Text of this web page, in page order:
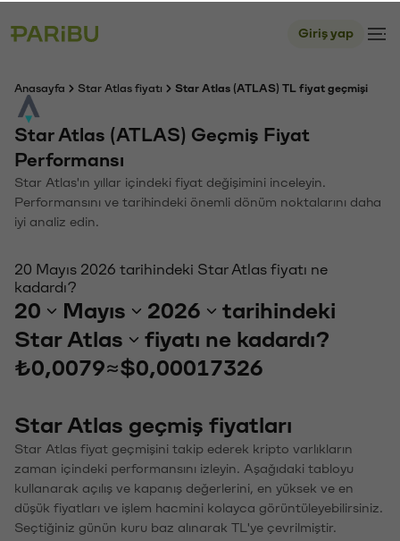
Giriş yap
Anasayfa Star Atlas fiyatı Star Atlas (ATLAS) TL fiyat geçmişi
Star Atlas (ATLAS) Geçmiş Fiyat
Performansı
Star Atlas'ın yıllar içindeki fiyat değişimini inceleyin.
Performansını ve tarihindeki önemli dönüm noktalarını daha
iyi analiz edin.
20 Mayıs 2026 tarihindeki Star Atlas fiyatı ne
kadardı?
20 Mayıs 2026
tarihindeki
Star Atlas
fiyatı ne kadardı?
₺0,0079≈$0,00017326
Star Atlas geçmiş fiyatları
Star Atlas fiyat geçmişini takip ederek kripto varlıkların
zaman içindeki performansını izleyin. Aşağıdaki tabloyu
kullanarak açılış ve kapanış değerlerini, en yüksek ve en
düşük fiyatları ve işlem hacmini kolayca görüntüleyebilirsiniz.
Seçtiğiniz günün kuru baz alınarak TL'ye çevrilmiştir.